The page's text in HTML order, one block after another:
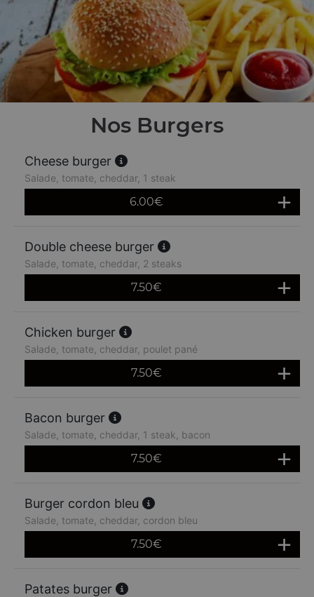
Nos Burgers
Cheese burger
Salade, tomate, cheddar, 1 steak
6.00€
Double cheese burger
Salade, tomate, cheddar, 2 steaks
7.50€
Chicken burger
Salade, tomate, cheddar, poulet pané
7.50€
Bacon burger
Salade, tomate, cheddar, 1 steak, bacon
7.50€
Burger cordon bleu
Salade, tomate, cheddar, cordon bleu
7.50€
Patates burger